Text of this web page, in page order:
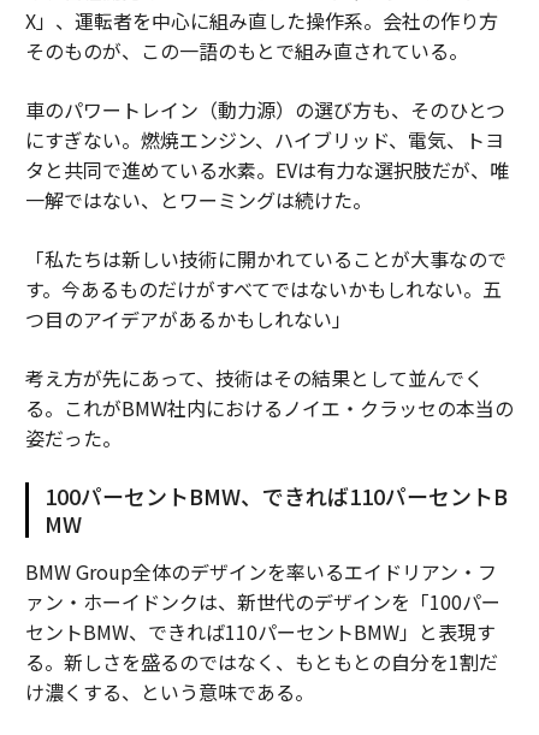
X」、運転者を中心に組み直した操作系。会社の作り方
そのものが、この一語のもとで組み直されている。
車のパワートレイン（動力源）の選び方も、そのひとつ
にすぎない。燃焼エンジン、ハイブリッド、電気、トヨ
タと共同で進めている水素。EVは有力な選択肢だが、唯
一解ではない、とワーミングは続けた。
「私たちは新しい技術に開かれていることが大事なので
す。今あるものだけがすべてではないかもしれない。五
つ目のアイデアがあるかもしれない」
考え方が先にあって、技術はその結果として並んでく
る。これがBMW社内におけるノイエ・クラッセの本当の
姿だった。
100パーセントBMW、できれば110パーセントB
MW
BMW Group全体のデザインを率いるエイドリアン・フ
ァン・ホーイドンクは、新世代のデザインを「100パー
セントBMW、できれば110パーセントBMW」と表現す
る。新しさを盛るのではなく、もともとの自分を1割だ
け濃くする、という意味である。